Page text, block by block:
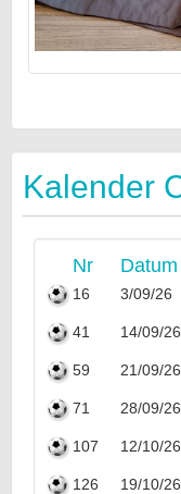
Kalender
Nr Datum
16 3/09/26
41 14/09/26
59 21/09/26
71 28/09/26
107 12/10/26
126 19/10/26